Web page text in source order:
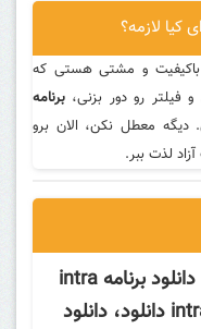
کیا لازمه؟
باکیفیت و مشتی هستی که
فیلتر رو دور بزنی، برنامه
معطل نکن، الان برو
دانلود intra با لینک مستقیم ، دانلود برنامه intra
برای اندروید ، دانلود intra ، intra دانلود، دانلود